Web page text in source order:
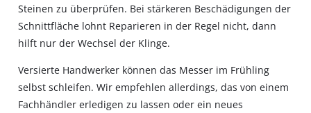
Steinen zu überprüfen. Bei stärkeren Beschädigungen der
Schnittfläche lohnt Reparieren in der Regel nicht, dann
hilft nur der Wechsel der Klinge.
Versierte Handwerker können das Messer im Frühling
selbst schleifen. Wir empfehlen allerdings, das von einem
Fachhändler erledigen zu lassen oder ein neues